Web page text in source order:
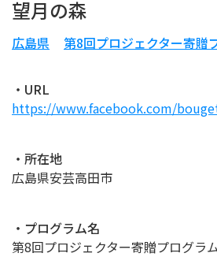
望月の森
広島県 第8回プロジェクター寄贈
・URL
https://www.facebook.com/
・所在地
広島県安芸高田市
・プログラム名
第8回プロジェクター寄贈プログラ